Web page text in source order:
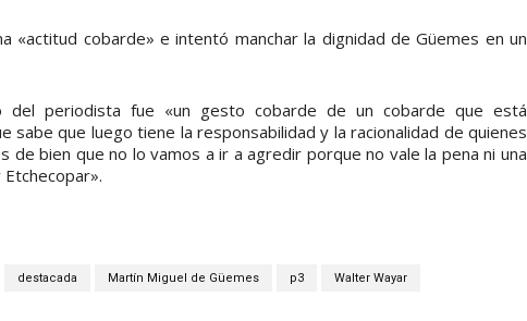
«actitud cobarde» e intentó manchar la dignidad de Güemes en un
del periodista fue «un gesto cobarde de un cobarde que está
sabe que luego tiene la responsabilidad y la racionalidad de quienes
bien que no lo vamos a ir a agredir porque no vale la pena ni una
destacada Martín Miguel de Güemes p3 Walter Wayar